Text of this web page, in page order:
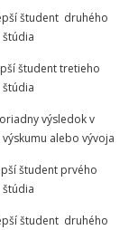
študent druhého
štúdia
študent tretieho
štúdia
výsledok v
alebo vývoja
študent prvého
štúdia
študent druhého